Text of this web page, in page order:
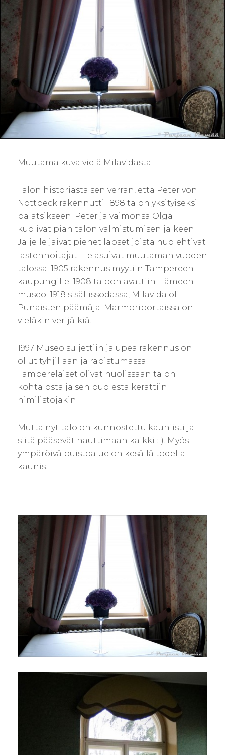
Muutama kuva vielä Milavidasta.
Talon historiasta sen verran, että Peter von
Nottbeck rakennutti 1898 talon yksityiseksi
palatsikseen. Peter ja vaimonsa Olga
kuolivat pian talon valmistumisen jälkeen.
Jäljelle jäivät pienet lapset joista huolehtivat
lastenhoitajat. He asuivat muutaman vuoden
talossa. 1905 rakennus myytiin Tampereen
kaupungille. 1908 taloon avattiin Hämeen
museo. 1918 sisällissodassa, Milavida oli
Punaisten päämäja. Marmoriportaissa on
vieläkin verijälkiä.
1997 Museo suljettiin ja upea rakennus on
ollut tyhjillään ja rapistumassa.
Tamperelaiset olivat huolissaan talon
kohtalosta ja sen puolesta kerättiin
nimilistojakin.
Mutta nyt talo on kunnostettu kauniisti ja
siitä pääsevät nauttimaan kaikki :-). Myös
ympäröivä puistoalue on kesällä todella
kaunis!